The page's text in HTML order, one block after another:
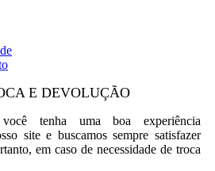
E DEVOLUÇÃO
tenha uma boa experiência
site e buscamos sempre satisfazer
em caso de necessidade de troca